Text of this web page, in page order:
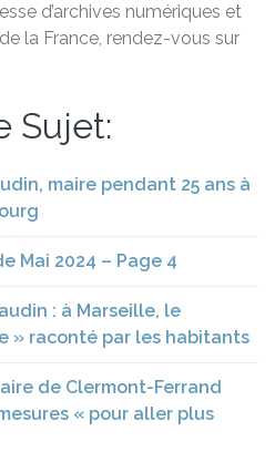
d’archives numériques et
la France, rendez-vous sur
Sujet:
maire pendant 25 ans à
Mai 2024 – Page 4
: à Marseille, le
» raconté par les habitants
de Clermont-Ferrand
« pour aller plus